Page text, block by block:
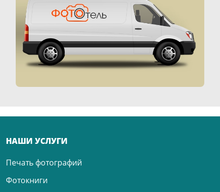
НАШИ УСЛУГИ
Печать фотографий
Фотокниги